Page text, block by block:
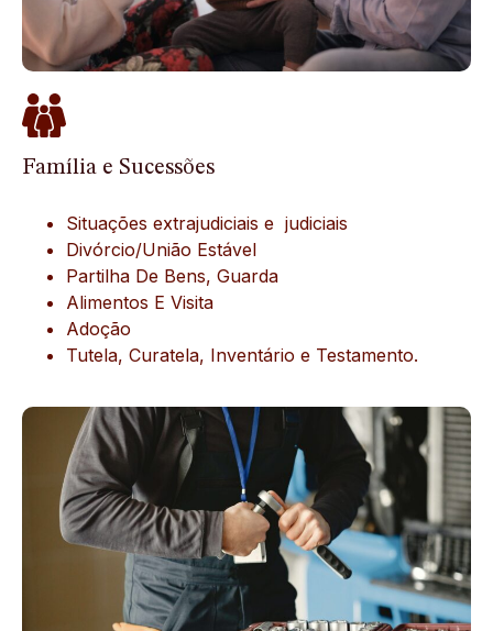
Família e Sucessões
Situações extrajudiciais e judiciais
Divórcio/União Estável
Partilha De Bens, Guarda
Alimentos E Visita
Adoção
Tutela, Curatela, Inventário e Testamento.